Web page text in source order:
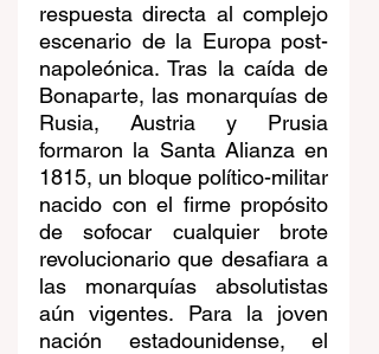
respuesta directa al complejo
escenario de la Europa post-
napoleónica. Tras la caída de
Bonaparte, las monarquías de
Rusia, Austria y Prusia
formaron la Santa Alianza en
1815, un bloque político-militar
nacido con el firme propósito
de sofocar cualquier brote
revolucionario que desafiara a
las monarquías absolutistas
aún vigentes. Para la joven
nación estadounidense, el